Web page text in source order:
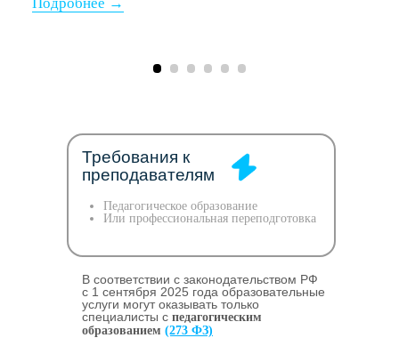
Педагогическое образование
Или профессиональная переподготовка
В соответствии с законодательством РФ
c 1 сентября 2025 года образовательные
услуги могут оказывать только
специалисты с педагогическим
образованием (273 ФЗ)
Требования к
преподавателям